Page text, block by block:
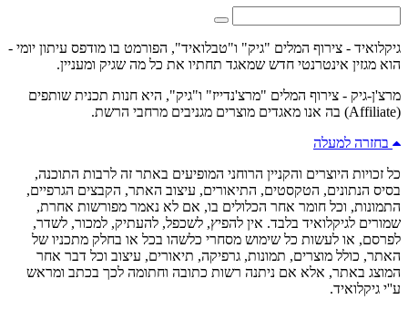
גיקלואיד - צירוף המלים "גיק" ו"טבלואיד", הפורמט בו מודפס עיתון יומי -
הוא מגזין אינטרנטי חדש שמאגד תחתיו את כל מה שגיק ומעניין.
מרצ'ן-גיק - צירוף המלים "מרצ'נדייז" ו"גיק", היא חנות תכנית שותפים
(Affiliate) בה אנו מאגדים מוצרים מגניבים מרחבי הרשת.
בחזרה למעלה
כל זכויות היוצרים והקניין הרוחני המופיעים באתר זה לרבות התוכנה,
בסיס הנתונים, הטקסטים, התיאורים, עיצוב האתר, הקבצים הגרפיים,
התמונות, וכל חומר אחר הכלולים בו, אם לא נאמר מפורשות אחרת,
שמורים לגיקלואיד בלבד. אין להפיץ, לשכפל, להעתיק, למכור, לשדר,
לפרסם, או לעשות כל שימוש מסחרי כלשהו בכל או בחלק מתכניו של
האתר, כולל מוצרים, תמונות, גרפיקה, תיאורים, עיצוב וכל דבר אחר
המוצג באתר, אלא אם ניתנה רשות כתובה וחתומה לכך בכתב ומראש
ע''י גיקלואיד.